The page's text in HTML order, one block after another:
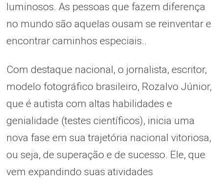
luminosos. As pessoas que fazem diferença
no mundo são aquelas ousam se reinventar e
encontrar caminhos especiais..
Com destaque nacional, o jornalista, escritor,
modelo fotográfico brasileiro, Rozalvo Júnior,
que é autista com altas habilidades e
genialidade (testes científicos), inicia uma
nova fase em sua trajetória nacional vitoriosa,
ou seja, de superação e de sucesso. Ele, que
vem expandindo suas atividades